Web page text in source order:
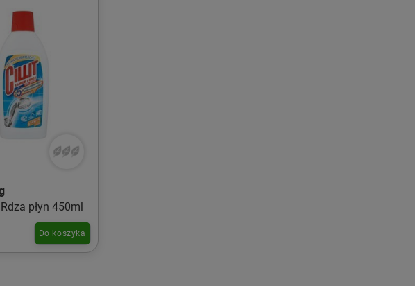
płyn 450ml
Do koszyka